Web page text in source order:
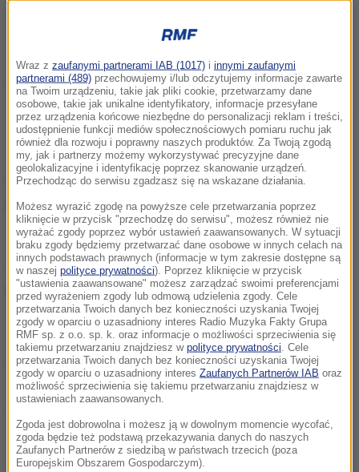
Zdj. ilustracyjne
Telewizja dotarła do dokumentu przygotowywanego
na potrzeby spotkania kanclerz Angeli Merkel z 16
premierami krajów związkowych.
Zakaz organizowania wydarzeń publicznych z
większą ilością uczestników był jednym z
pierwszych ograniczeń wprowadzonych w związku
z epidemią koronawirusa. 8 marca minister zdrowia
Jens Spahn rekomendował odwołanie wszystkich
imprez gromadzących więcej niż tysiąc osób.
W Niemczech za wprowadzanie obostrzeń
związanych z epidemią odpowiadały władze krajów
związkowych, które czyniły to jednak w
Wraz z zaufanymi partnerami IAB (1017) i innymi zaufanymi
partnerami (489) przechowujemy i/lub odczytujemy informacje zawarte
na Twoim urządzeniu, takie jak pliki cookie, przetwarzamy dane
osobowe, takie jak unikalne identyfikatory, informacje przesyłane
przez urządzenia końcowe niezbędne do personalizacji reklam i treści,
udostępnienie funkcji mediów społecznościowych pomiaru ruchu jak
również dla rozwoju i poprawny naszych produktów. Za Twoją zgodą
my, jak i partnerzy możemy wykorzystywać precyzyjne dane
geolokalizacyjne i identyfikację poprzez skanowanie urządzeń.
Przechodząc do serwisu zgadzasz się na wskazane działania.
Możesz wyrazić zgodę na powyższe cele przetwarzania poprzez
kliknięcie w przycisk "przechodzę do serwisu", możesz również nie
wyrażać zgody poprzez wybór ustawień zaawansowanych. W sytuacji
braku zgody będziemy przetwarzać dane osobowe w innych celach na
innych podstawach prawnych (informacje w tym zakresie dostępne są
w naszej polityce prywatności). Poprzez kliknięcie w przycisk
"ustawienia zaawansowane" możesz zarządzać swoimi preferencjami
przed wyrażeniem zgody lub odmową udzielenia zgody. Cele
przetwarzania Twoich danych bez konieczności uzyskania Twojej
zgody w oparciu o uzasadniony interes Radio Muzyka Fakty Grupa
RMF sp. z o.o. sp. k. oraz informacje o możliwości sprzeciwienia się
takiemu przetwarzaniu znajdziesz w polityce prywatności . Cele
przetwarzania Twoich danych bez konieczności uzyskania Twojej
zgody w oparciu o uzasadniony interes Zaufanych Partnerów IAB oraz
możliwość sprzeciwienia się takiemu przetwarzaniu znajdziesz w
ustawieniach zaawansowanych.
Zgoda jest dobrowolna i możesz ją w dowolnym momencie wycofać,
zgoda będzie też podstawą przekazywania danych do naszych
Zaufanych Partnerów z siedzibą w państwach trzecich (poza
Europejskim Obszarem Gospodarczym).